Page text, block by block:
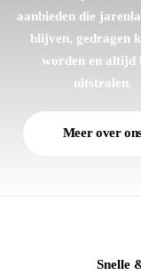
aanbieden die
blijven, gedragen
worden en altijd
uitstralen.
Meer over
Snelle